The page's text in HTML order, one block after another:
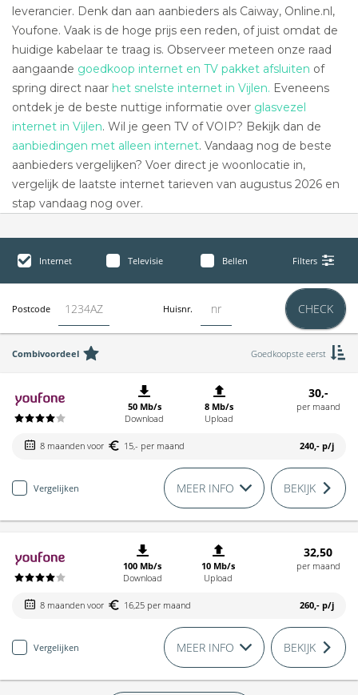
leverancier. Denk dan aan aanbieders als Caiway, Online.nl,
Youfone. Vaak is de hoge prijs een reden, of juist omdat de
huidige kabelaar te traag is. Observeer meteen onze raad
aangaande goedkoop internet en TV pakket afsluiten of
spring direct naar het snelste internet in Vijlen. Eveneens
ontdek je de beste nuttige informatie over glasvezel
internet in Vijlen. Wil je geen TV of VOIP? Bekijk dan de
aanbiedingen met alleen internet. Vandaag nog de beste
aanbieders vergelijken? Voer direct je woonlocatie in,
vergelijk de laatste internet tarieven van augustus 2026 en
stap vandaag nog over.
Internet Televisie Bellen Filters
Postcode Huisnr. CHECK
Combivoordeel Goedkoopste eerst
50 Mb/s
Download
8 Mb/s
Upload
30,-
per maand
8 maanden voor 15,- per maand 240,- p/j
Vergelijken MEER INFO BEKIJK
100 Mb/s
Download
10 Mb/s
Upload
32,50
per maand
8 maanden voor 16,25 per maand 260,- p/j
Vergelijken MEER INFO BEKIJK